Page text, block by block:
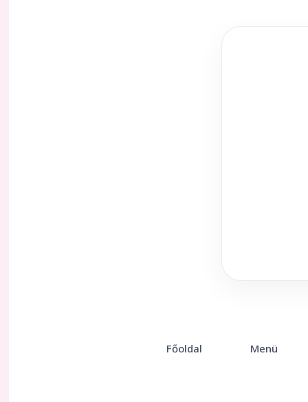
Főoldal Menü